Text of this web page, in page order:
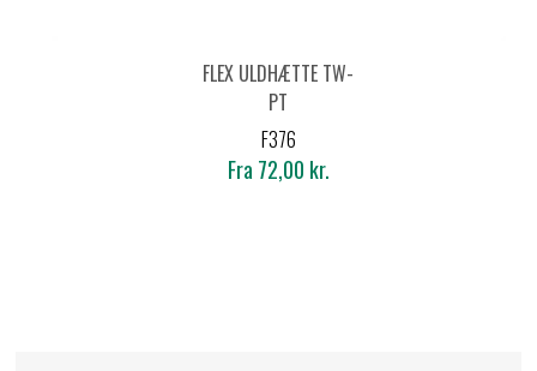
FLEX ULDHÆTTE TW-
PT
F376
Fra 72,00 kr.